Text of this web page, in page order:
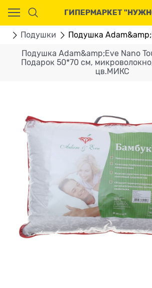
ГИПЕРМАРКЕТ
Подушки Подушка
Подушка Adam&amp;Eve Nano
Подарок 50*70 см,
цв.МИКС
Ваш город - Москва,
угадали?
ДА НЕТ